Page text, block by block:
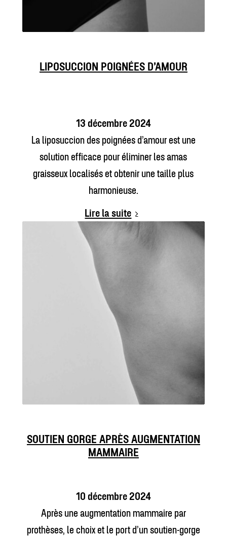
LIPOSUCCION POIGNÉES D’AMOUR
13 décembre 2024
La liposuccion des poignées d’amour est une
solution efficace pour éliminer les amas
graisseux localisés et obtenir une taille plus
harmonieuse.
Lire la suite
SOUTIEN GORGE APRÈS AUGMENTATION
MAMMAIRE
10 décembre 2024
Après une augmentation mammaire par
prothèses, le choix et le port d’un soutien-gorge